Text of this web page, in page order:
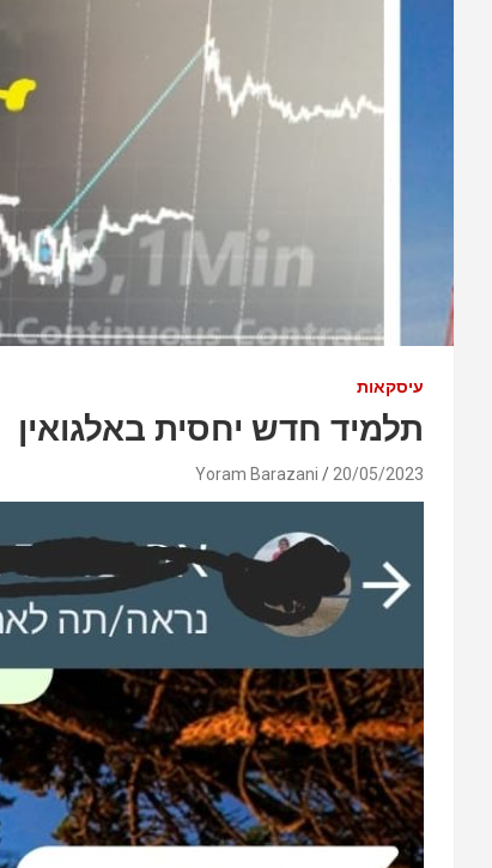
עיסקאות
תלמיד חדש יחסית באלגואין
20/05/2023
Yoram Barazani